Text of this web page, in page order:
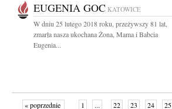
EUGENIA GOC KATOWICE
W dniu 25 lutego 2018 roku, przeżywszy 81 lat,
zmarła nasza ukochana Żona, Mama i Babcia
Eugenia...
« poprzednie 1 ... 22 23 24 25